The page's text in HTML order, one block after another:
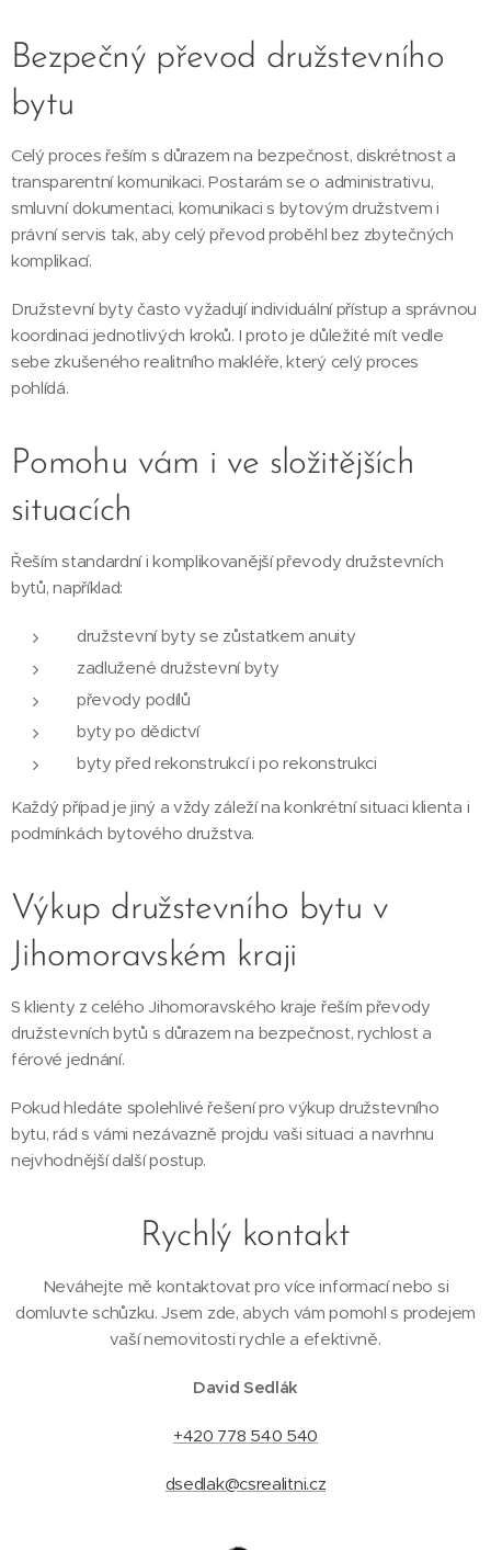
Bezpečný převod družstevního
bytu
Celý proces řeším s důrazem na bezpečnost, diskrétnost a
transparentní komunikaci. Postarám se o administrativu,
smluvní dokumentaci, komunikaci s bytovým družstvem i
právní servis tak, aby celý převod proběhl bez zbytečných
komplikací.
Družstevní byty často vyžadují individuální přístup a správnou
koordinaci jednotlivých kroků. I proto je důležité mít vedle
sebe zkušeného realitního makléře, který celý proces
pohlídá.
Pomohu vám i ve složitějších
situacích
Řeším standardní i komplikovanější převody družstevních
bytů, například:
družstevní byty se zůstatkem anuity
zadlužené družstevní byty
převody podílů
byty po dědictví
byty před rekonstrukcí i po rekonstrukci
Každý případ je jiný a vždy záleží na konkrétní situaci klienta i
podmínkách bytového družstva.
Výkup družstevního bytu v
Jihomoravském kraji
S klienty z celého Jihomoravského kraje řeším převody
družstevních bytů s důrazem na bezpečnost, rychlost a
férové jednání.
Pokud hledáte spolehlivé řešení pro výkup družstevního
bytu, rád s vámi nezávazně projdu vaši situaci a navrhnu
nejvhodnější další postup.
Rychlý kontakt
Neváhejte mě kontaktovat pro více informací nebo si
domluvte schůzku. Jsem zde, abych vám pomohl s prodejem
vaší nemovitosti rychle a efektivně.
David Sedlák
+420 778 540 540
dsedlak@csrealitni.cz